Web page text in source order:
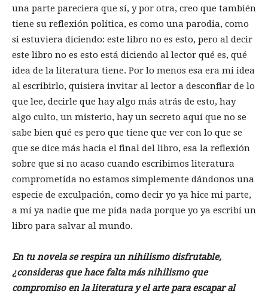
una parte pareciera que sí, y por otra, creo que también
tiene su reflexión política, es como una parodia, como
si estuviera diciendo: este libro no es esto, pero al decir
este libro no es esto está diciendo al lector qué es, qué
idea de la literatura tiene. Por lo menos esa era mi idea
al escribirlo, quisiera invitar al lector a desconfiar de lo
que lee, decirle que hay algo más atrás de esto, hay
algo culto, un misterio, hay un secreto aquí que no se
sabe bien qué es pero que tiene que ver con lo que se
que se dice más hacia el final del libro, esa la reflexión
sobre que si no acaso cuando escribimos literatura
comprometida no estamos simplemente dándonos una
especie de exculpación, como decir yo ya hice mi parte,
a mí ya nadie que me pida nada porque yo ya escribí un
libro para salvar al mundo.
En tu novela se respira un nihilismo disfrutable,
¿consideras que hace falta más nihilismo que
compromiso en la literatura y el arte para escapar al